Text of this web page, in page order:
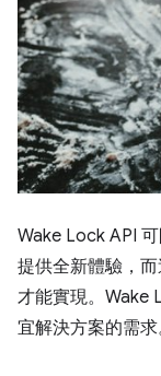
Wake Lock API
提供全新體驗，
才能實現。Wake
宜解決方案的需求